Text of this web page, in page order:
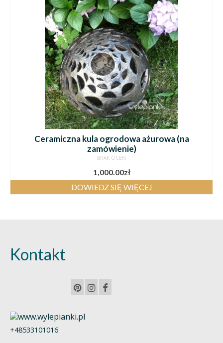
Ceramiczna kula ogrodowa ażurowa (na
zamówienie)
BRAK OCEN
1,000.00zł
DOWIEDZ SIĘ WIĘCEJ
Kontakt
+48533101016